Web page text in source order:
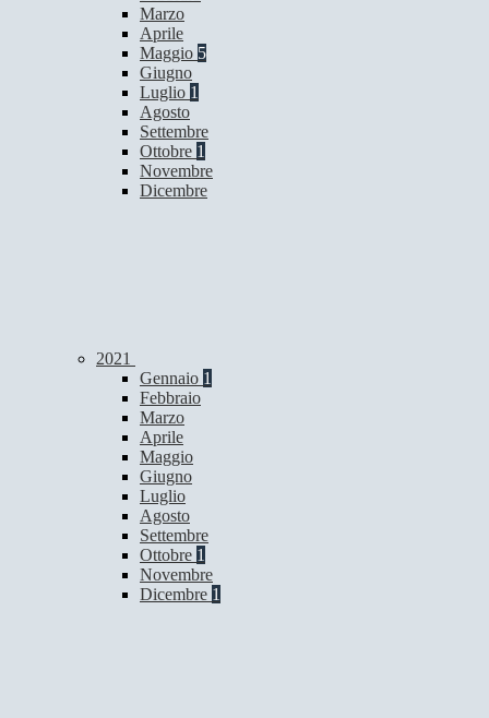
Marzo
Aprile
Maggio 5
Giugno
Luglio 1
Agosto
Settembre
Ottobre 1
Novembre
Dicembre
2021
Gennaio 1
Febbraio
Marzo
Aprile
Maggio
Giugno
Luglio
Agosto
Settembre
Ottobre 1
Novembre
Dicembre 1